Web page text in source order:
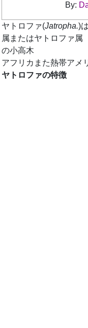
By:
ヤトロファ(Jatropha.)
属またはヤトロファ属
の小高木
アフリカまた熱帯アメ
ヤトロファの特徴